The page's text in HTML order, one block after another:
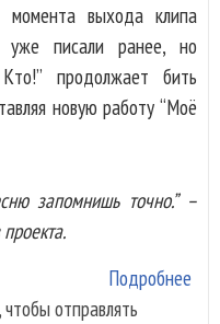
выхода клипа
уже писали ранее, но
продолжает бить
новую работу “Моё
запомнишь точно.” –
Подробнее
, чтобы отправлять